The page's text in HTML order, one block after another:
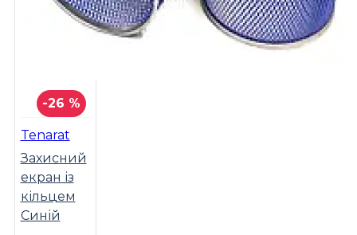
-26 %
Tenarat
Захисний
екран із
кільцем
Синій